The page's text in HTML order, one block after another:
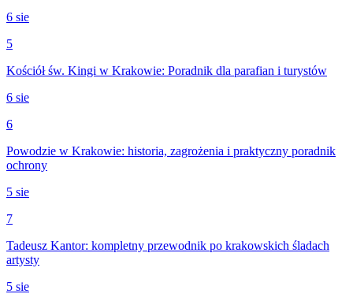
6 sie
5
Kościół św. Kingi w Krakowie: Poradnik dla parafian i turystów
6 sie
6
Powodzie w Krakowie: historia, zagrożenia i praktyczny poradnik
ochrony
5 sie
7
Tadeusz Kantor: kompletny przewodnik po krakowskich śladach
artysty
5 sie